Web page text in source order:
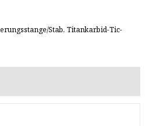
Stab, Titankarbid-Tic-